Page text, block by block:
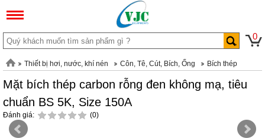
0
Thiết bị hơi, nước, khí nén Côn, Tê, Cút, Bích, Ống Bích thép
Mặt bích thép carbon rỗng đen không mạ, tiêu
chuẩn BS 5K, Size 150A
Đánh giá: (0)